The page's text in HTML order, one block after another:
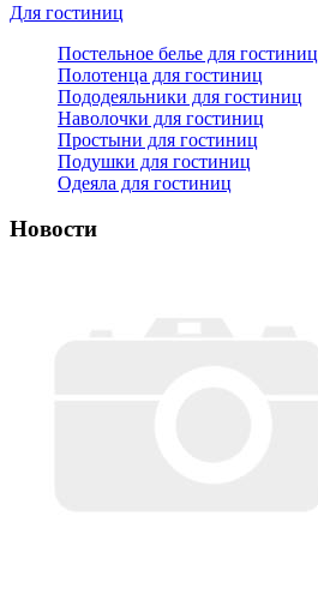
Для гостиниц
Постельное белье для гостиниц
Полотенца для гостиниц
Пододеяльники для гостиниц
Наволочки для гостиниц
Простыни для гостиниц
Подушки для гостиниц
Одеяла для гостиниц
Новости